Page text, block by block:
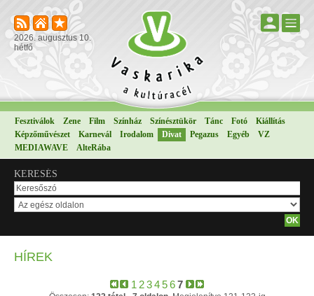
2026. augusztus 10.
hétfő
Fesztiválok Zene Film Színház Színésztükör Tánc Fotó
Kiállítás
Képzőművészet
Karnevál Irodalom Divat Pegazus Egyéb
VZ
MEDIAWAVE
AlteRába
KERESÉS
HÍREK
1 234567